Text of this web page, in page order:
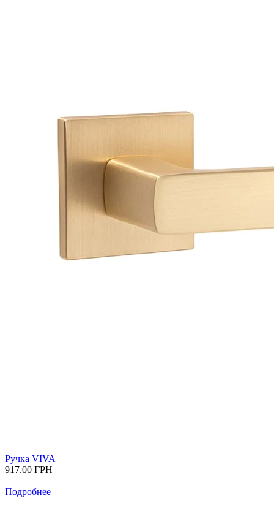
Ручка VIVA
917.00 ГРН
Подробнее